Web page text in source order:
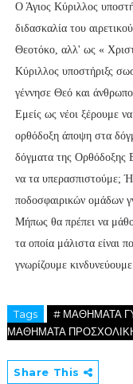
Ο Άγιος Κύριλλος
διδασκαλία του
Θεοτόκο, αλλ' ως «
Κύριλλος υποστήριξς
γέννησε Θεό και
Εμείς ως νέοι ξέρουμε
ορθόδοξη άποψη στα
δόγματα της Ορθόδοξης
να τα υπερασπιστούμε;
ποδοσφαιρικών ομάδων
Μήπως θα πρέπει να
τα οποία μάλιστα είναι
γνωρίζουμε
Tags # ΜΑΘΗΜΑΤΑ
ΜΑΘΗΜΑΤΑ
Share This